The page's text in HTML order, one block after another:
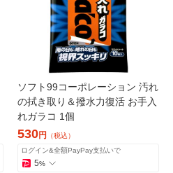
ソフト99コーポレーション 汚れ
の拭き取り＆撥水力復活 お手入
れガラコ 1個
530円
（税込）
ログイン&全額PayPay支払いで
5%